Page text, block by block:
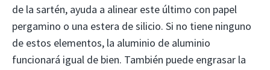
de la sartén, ayuda a alinear este último con papel
pergamino o una estera de silicio. Si no tiene ninguno
de estos elementos, la aluminio de aluminio
funcionará igual de bien. También puede engrasar la